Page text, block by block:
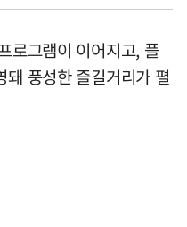
로그램이 이어지고, 플
돼 풍성한 즐길거리가 펼